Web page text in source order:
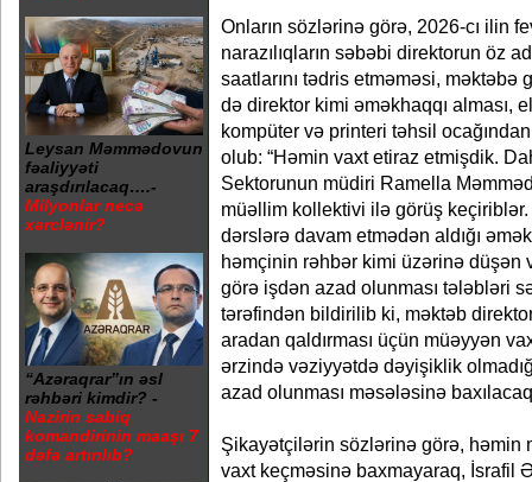
Leysan Məmmədovun
fəaliyyəti
araşdırılacaq….-
Milyonlar necə
xərclənir?
“Azəraqrar”ın əsl
rəhbəri kimdir? -
Nazirin sabiq
komandirinin maaşı 7
dəfə artırılıb?
Onların sözlərinə görə, 2026-cı ilin
narazılıqların səbəbi direktorun öz
saatlarını tədris etməməsi,
də direktor kimi əməkhaqqı alması,
kompüter və printeri təhsil
olub: “Həmin vaxt etiraz etmişdik.
Sektorunun müdiri Ramella
müəllim kollektivi ilə görüş
dərslərə davam etmədən aldığı
həmçinin rəhbər kimi üzərinə düşən
görə işdən azad olunması tələbləri
tərəfindən bildirilib ki, məktəb
aradan qaldırması üçün müəyyən
ərzində vəziyyətdə dəyişiklik
azad olunması məsələsinə
Şikayətçilərin sözlərinə görə, həmin
vaxt keçməsinə baxmayaraq, İsrafil